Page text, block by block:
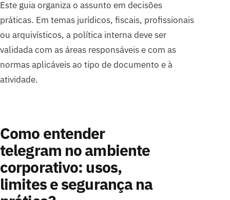
Este guia organiza o assunto em decisões
práticas. Em temas jurídicos, fiscais, profissionais
ou arquivísticos, a política interna deve ser
validada com as áreas responsáveis e com as
normas aplicáveis ao tipo de documento e à
atividade.
Como entender
telegram no ambiente
corporativo: usos,
limites e segurança na